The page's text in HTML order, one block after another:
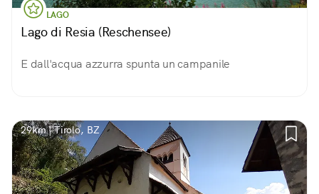
LAGO
Lago di Resia (Reschensee)
E dall'acqua azzurra spunta un campanile
29km | Tirolo, BZ